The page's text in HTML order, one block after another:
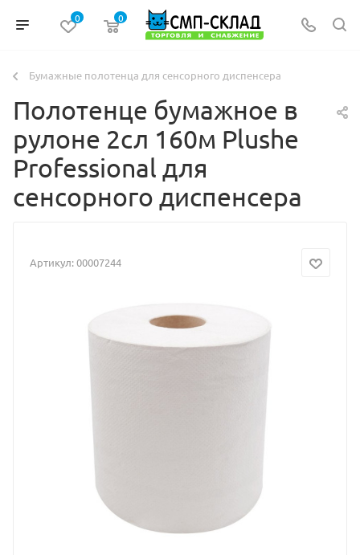
0 0
Бумажные полотенца для сенсорного диспенсера
Полотенце бумажное в
рулоне 2сл 160м Plushe
Professional для
сенсорного диспенсера
Артикул:00007244